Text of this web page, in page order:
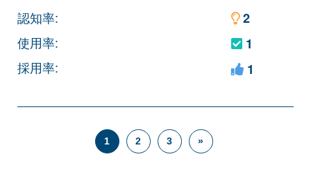
認知率:
使用率:
採用率:
2
1
1
1 2 3 »